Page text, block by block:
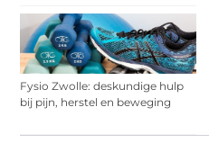
Fysio Zwolle: deskundige hulp
bij pijn, herstel en beweging